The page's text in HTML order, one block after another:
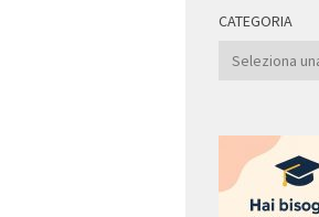
CATEGORIA
Categoria